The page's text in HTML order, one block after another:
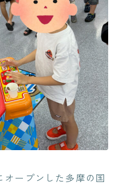
オープンした多摩の国